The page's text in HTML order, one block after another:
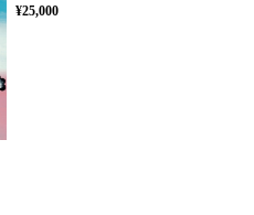
¥25,000